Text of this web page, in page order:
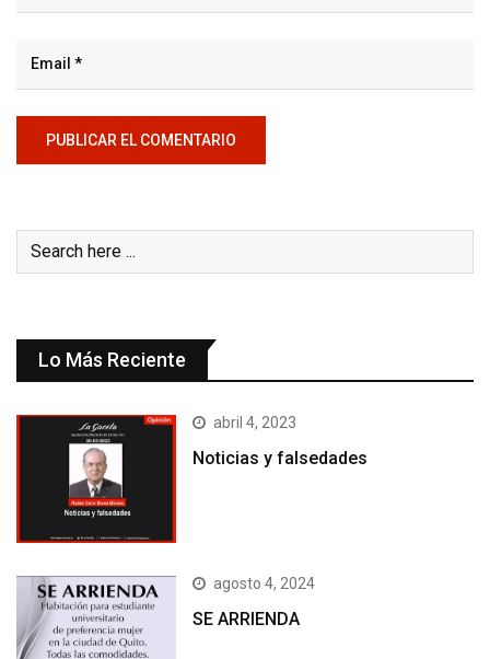
Lo Más Reciente
abril 4, 2023
Noticias y falsedades
agosto 4, 2024
SE ARRIENDA